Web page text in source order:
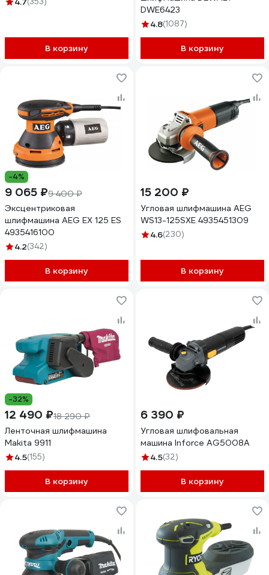
В корзину
DWE6423
4.8(1087)
В корзину
-4%
9 065 ₽9 400 ₽
Эксцентриковая
шлифмашина AEG EX 125 ES
4935416100
4.2(342)
В корзину
15 200 ₽
Угловая шлифмашина AEG
WS13-125SXE 4935451309
4.6(230)
В корзину
-32%
12 490 ₽18 290 ₽
Ленточная шлифмашина
Makita 9911
4.5(155)
В корзину
6 390 ₽
Угловая шлифовальная
машина Inforce AG5008A
4.5(32)
В корзину